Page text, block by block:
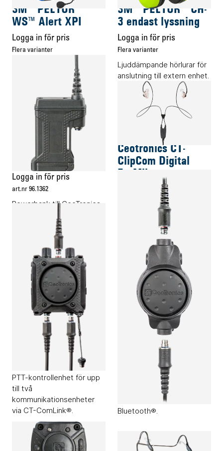
3M™ PELTOR™
WS™ Alert XPI
Logga in för pris
Flera varianter
Headset med Bluetooth®
multi-point och FM-radio.
3M™ PELTOR™ CH-
3 endast lyssning
Logga in för pris
Flera varianter
Ljuddämpande hörlurar för
anslutning till extern enhet.
Energitillbehör
Ceotronics CT-
Inline PowerPack
Logga in för pris
art.nr 96.1362
Powerbank till CeoTronics
Audiotillbehör
Ceotronics CT-
ClipCom Digital
EarMike
Logga in för pris
Hörselproppar med aktiv
medhörning och
kommunikationsmöjlighete
Audiotillbehör
Ceotronics CT-
MultiPTT 2C
Logga in för pris
PTT-kontrollenhet för upp
till två
kommunikationsenheter
via CT-ComLink®.
Audiotillbehör
Ceotronics CT-
MultiPTT 1C Plus
Logga in för pris
PTT-kontrollenhet för upp
kommunikationsenheter
via CT-ComLink® och
Bluetooth®.